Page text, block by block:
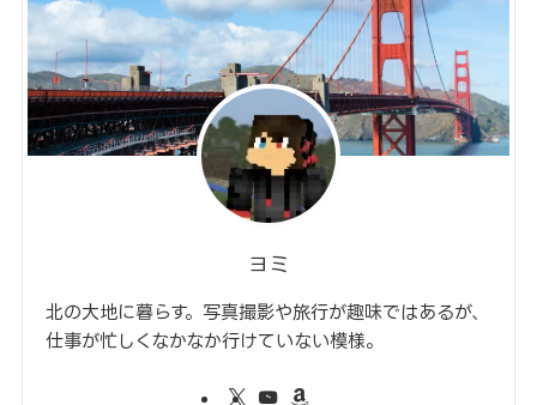
ヨミ
北の大地に暮らす。写真撮影や旅行が趣味ではあるが、
仕事が忙しくなかなか行けていない模様。